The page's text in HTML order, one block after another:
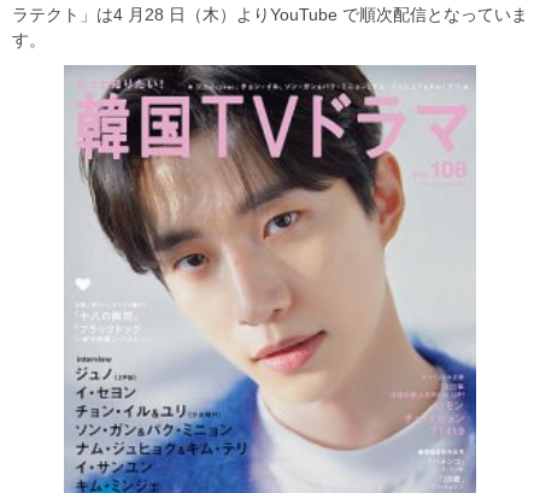
ラテクト」は4 月28 日（木）よりYouTube で順次配信となっていま
す。